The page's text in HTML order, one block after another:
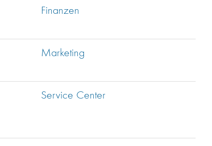
Finanzen
Marketing
Service Center